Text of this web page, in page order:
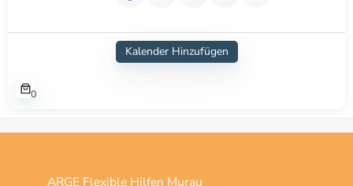
Kalender Hinzufügen
0
ARGE Flexible Hilfen Murau